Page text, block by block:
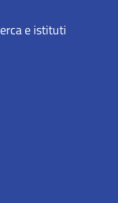
e istituti